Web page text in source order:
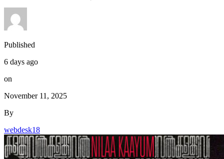
Published
6 days ago
on
November 11, 2025
By
webdesk18